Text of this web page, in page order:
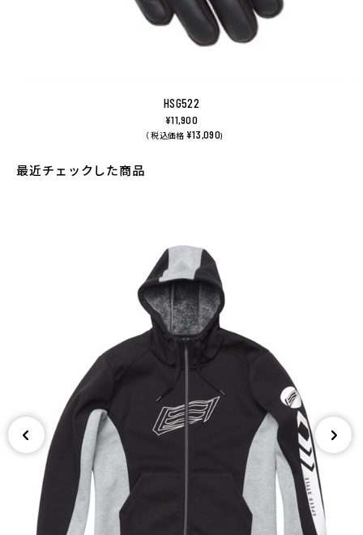
HSG522
¥11,900
（ 税込価格 ¥13,090)
最近チェックした商品